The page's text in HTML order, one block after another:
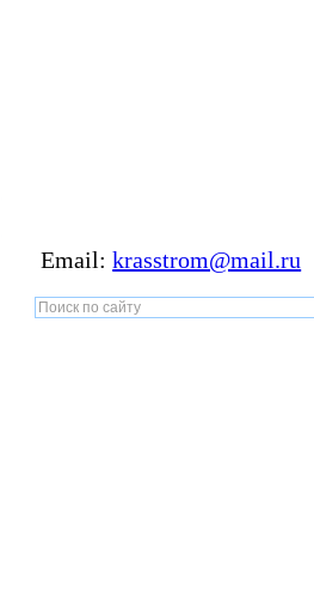
Email:krasstrom@mail.ru